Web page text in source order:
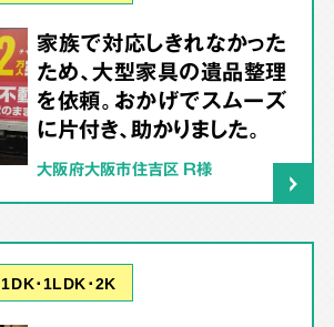
家族で対応しきれなかった
ため、大型家具の遺品整理
を依頼。おかげでスムーズ
に片付き、助かりました。
大阪府大阪市住吉区 R様
1DK･1LDK･2K